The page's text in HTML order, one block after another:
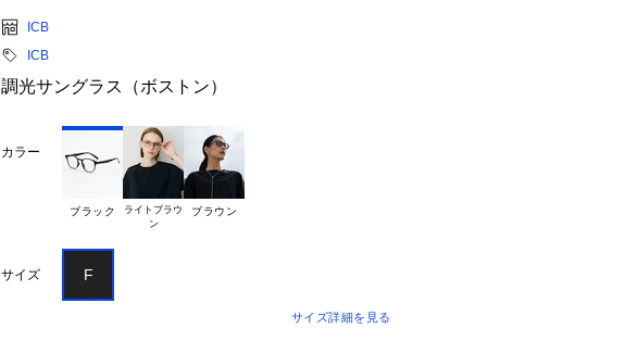
ICB
ICB
調光サングラス（ボストン）
カラー
ブラック
ライトブラウ
ブラウン
サイズ F
サイズ詳細を見る